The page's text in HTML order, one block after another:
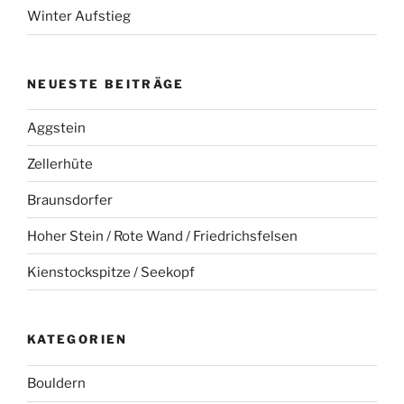
Winter Aufstieg
NEUESTE BEITRÄGE
Aggstein
Zellerhüte
Braunsdorfer
Hoher Stein / Rote Wand / Friedrichsfelsen
Kienstockspitze / Seekopf
KATEGORIEN
Bouldern